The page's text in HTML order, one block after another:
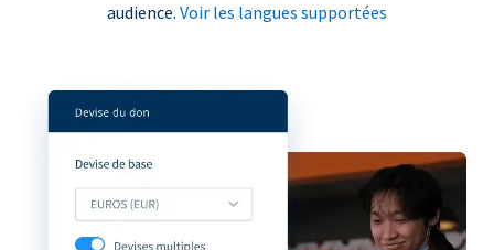
audience. Voir les langues supportées